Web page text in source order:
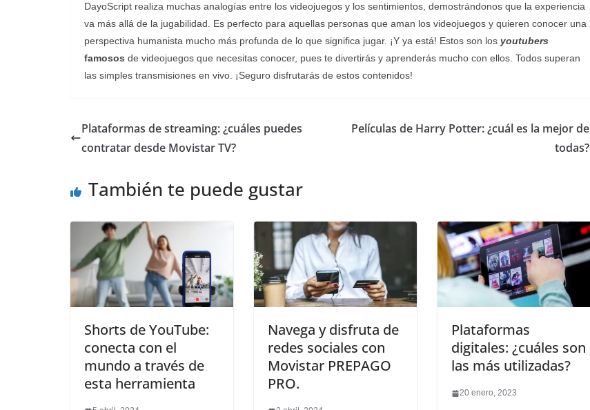
DayoScript realiza muchas analogías entre los videojuegos y los sentimientos, demostrándonos que la experiencia
va más allá de la jugabilidad. Es perfecto para aquellas personas que aman los videojuegos y quieren conocer una
perspectiva humanista mucho más profunda de lo que significa jugar. ¡Y ya está! Estos son los youtubers
famosos de videojuegos que necesitas conocer, pues te divertirás y aprenderás mucho con ellos. Todos superan
las simples transmisiones en vivo. ¡Seguro disfrutarás de estos contenidos!
Plataformas de streaming: ¿cuáles puedes
contratar desde Movistar TV?
Películas de Harry Potter: ¿cuál es la mejor de
todas?
También te puede gustar
Shorts de YouTube:
conecta con el
mundo a través de
esta herramienta
Navega y disfruta de
redes sociales con
Movistar PREPAGO
PRO.
Plataformas
digitales: ¿cuáles son
las más utilizadas?
20 enero, 2023